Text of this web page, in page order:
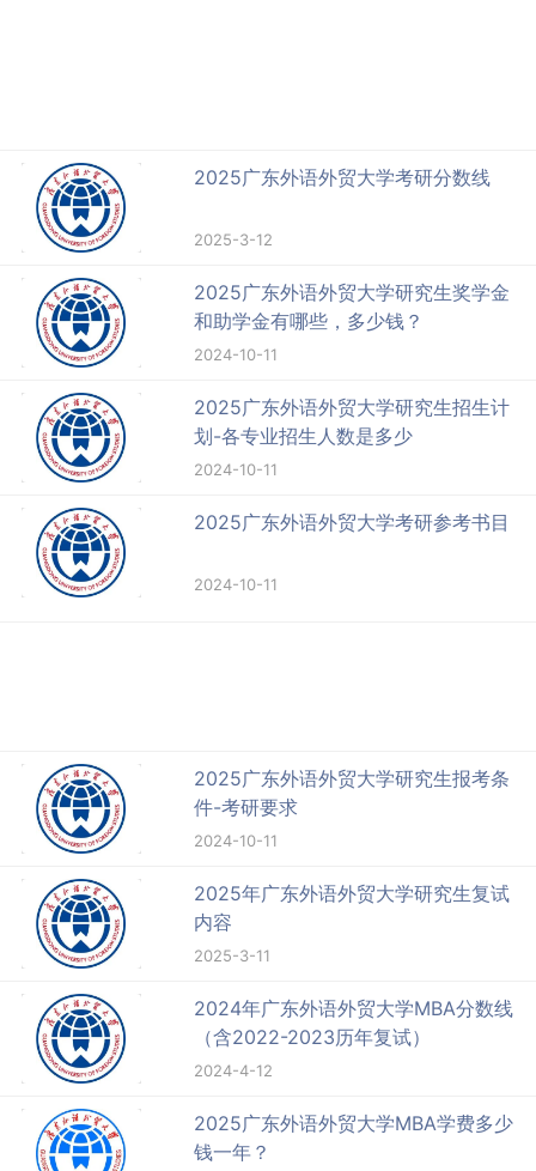
2025广东外语外贸大学考研分数线
2025-3-12
2025广东外语外贸大学研究生奖学金
和助学金有哪些，多少钱？
2024-10-11
2025广东外语外贸大学研究生招生计
划-各专业招生人数是多少
2024-10-11
2025广东外语外贸大学考研参考书目
2024-10-11
2025广东外语外贸大学研究生报考条
件-考研要求
2024-10-11
2025年广东外语外贸大学研究生复试
内容
2025-3-11
2024年广东外语外贸大学MBA分数线
（含2022-2023历年复试）
2024-4-12
2025广东外语外贸大学MBA学费多少
钱一年？